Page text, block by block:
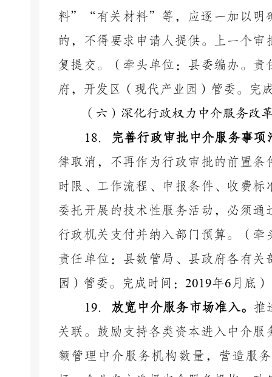
料”“有关材料”等，应逐一加以明
的，不得要求申请人提供。上一个
复提交。（牵头单位：县委编办。
府，开发区（现代产业园）管委。完
（六）深化行政权力中介服务改
18．
完善行政审批中介服务事项
律取消，不再作为行政审批的前置
时限、工作流程、申报条件、收费
委托开展的技术性服务活动，必须
行政机关支付并纳入部门预算。（
责任单位：县数管局、县政府各有
园）管委。完成时间： 2019年6 月底）
19． 放宽中介服务市场准入。 推
关联。鼓励支持各类资本进入中介
额管理中介服务机构数量，营造服